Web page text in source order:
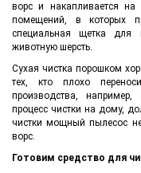
ворс и накапливается
помещений, в которых
специальная щетка для
животную шерсть.
Сухая чистка порошком
тех, кто плохо
производства,
процесс чистки на дому,
чистки мощный пылесос
ворс.
Готовим средство для